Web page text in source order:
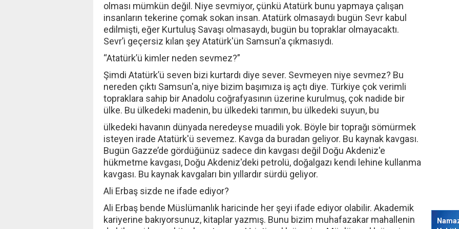
olması mümkün değil. Niye sevmiyor, çünkü Atatürk bunu yapmaya çalışan
insanların tekerine çomak sokan insan. Atatürk olmasaydı bugün Sevr kabul
edilmişti, eğer Kurtuluş Savaşı olmasaydı, bugün bu topraklar olmayacaktı.
Sevr’i geçersiz kılan şey Atatürk'ün Samsun'a çıkmasıydı.
“Atatürk’ü kimler neden sevmez?”
Şimdi Atatürk’ü seven bizi kurtardı diye sever. Sevmeyen niye sevmez? Bu
nereden çıktı Samsun'a, niye bizim başımıza iş açtı diye. Türkiye çok verimli
topraklara sahip bir Anadolu coğrafyasının üzerine kurulmuş, çok nadide bir
ülke. Bu ülkedeki madenin, bu ülkedeki tarımın, bu ülkedeki suyun, bu
ülkedeki havanın dünyada neredeyse muadili yok. Böyle bir toprağı sömürmek
isteyen irade Atatürk'ü sevemez. Kavga da buradan geliyor. Bu kaynak kavgası.
Bugün Gazze’de gördüğünüz sadece din kavgası değil Doğu Akdeniz'e
hükmetme kavgası, Doğu Akdeniz'deki petrolü, doğalgazı kendi lehine kullanma
kavgası. Bu kaynak kavgaları bin yıllardır sürdü geliyor.
Ali Erbaş sizde ne ifade ediyor?
Ali Erbaş bende Müslümanlık haricinde her şeyi ifade ediyor olabilir. Akademik
kariyerine bakıyorsunuz, kitaplar yazmış. Bunu bizim muhafazakar mahallenin